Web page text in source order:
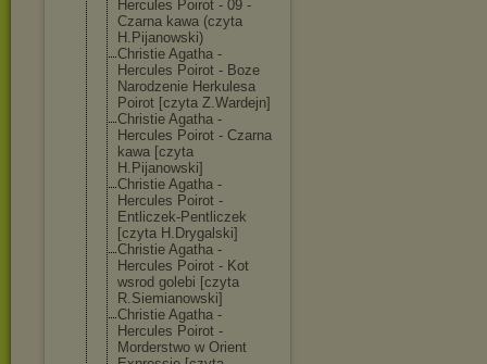
Hercules Poirot - 09 -
Czarna kawa (czyta
H.Pijanowski)
Christie Agatha -
Hercules Poirot - Boze
Narodzenie Herkulesa
Poirot [czyta Z.Wardejn]
Christie Agatha -
Hercules Poirot - Czarna
kawa [czyta
H.Pijanowski]
Christie Agatha -
Hercules Poirot -
Entliczek-Pent liczek
[czyta H.Drygalski]
Christie Agatha -
Hercules Poirot - Kot
wsrod golebi [czyta
R.Siemianowski]
Christie Agatha -
Hercules Poirot -
Morderstwo w Orient